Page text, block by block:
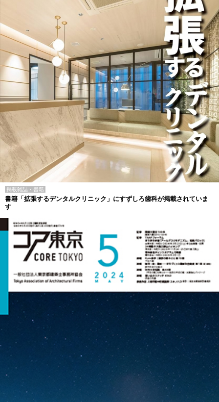
掲載雑誌・書籍
書籍「拡張するデンタルクリニック」にすずしろ歯科が掲載されていま
す